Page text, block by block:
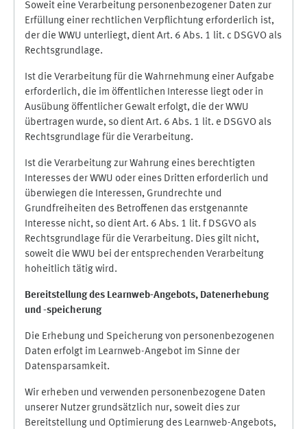
Soweit eine Verarbeitung personenbezogener Daten zur
Erfüllung einer rechtlichen Verpflichtung erforderlich ist,
der die WWU unterliegt, dient Art. 6 Abs. 1 lit. c DSGVO als
Rechtsgrundlage.
Ist die Verarbeitung für die Wahrnehmung einer Aufgabe
erforderlich, die im öffentlichen Interesse liegt oder in
Ausübung öffentlicher Gewalt erfolgt, die der WWU
übertragen wurde, so dient Art. 6 Abs. 1 lit. e DSGVO als
Rechtsgrundlage für die Verarbeitung.
Ist die Verarbeitung zur Wahrung eines berechtigten
Interesses der WWU oder eines Dritten erforderlich und
überwiegen die Interessen, Grundrechte und
Grundfreiheiten des Betroffenen das erstgenannte
Interesse nicht, so dient Art. 6 Abs. 1 lit. f DSGVO als
Rechtsgrundlage für die Verarbeitung. Dies gilt nicht,
soweit die WWU bei der entsprechenden Verarbeitung
hoheitlich tätig wird.
Bereitstellung des Learnweb-Angebots, Datenerhebung
und -speicherung
Die Erhebung und Speicherung von personenbezogenen
Daten erfolgt im Learnweb-Angebot im Sinne der
Datensparsamkeit.
Wir erheben und verwenden personenbezogene Daten
unserer Nutzer grundsätzlich nur, soweit dies zur
Bereitstellung und Optimierung des Learnweb-Angebots,